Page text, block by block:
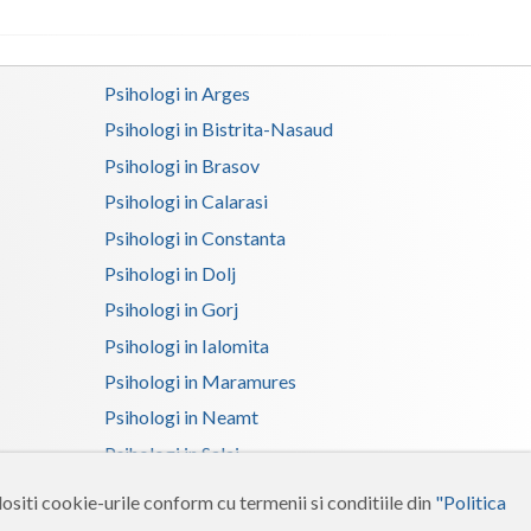
cookie-urile conform cu termenii si conditiile din "Politica
Interventie psihoterapeutica in tulburarea ADHD...
(1)
Psihologi in Arges
Psihologi in Bistrita-Nasaud
Psihologi in Brasov
Psihologi in Calarasi
Psihologi in Constanta
Psihologi in Dolj
Psihologi in Gorj
Psihologi in Ialomita
Psihologi in Maramures
Psihologi in Neamt
Psihologi in Salaj